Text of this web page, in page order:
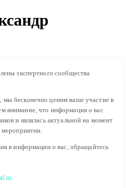
экспертного сообщества
бесконечно ценим ваше участие в
внимание, что информация о вас
и являлась актуальной на момент
в информации о вас, обращайтесь